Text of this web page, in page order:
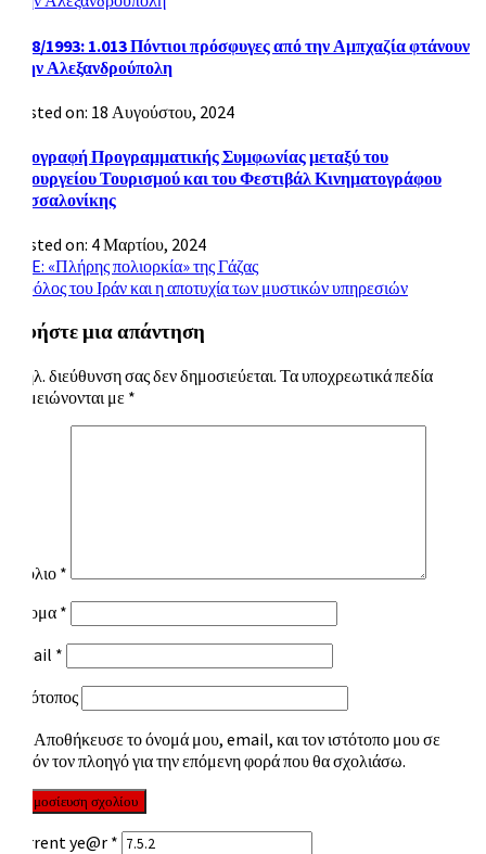
18/8/1993: 1.013 Πόντιοι πρόσφυγες από την Αμπχαζία φτάνουν
στην Αλεξανδρούπολη
Posted on: 18 Αυγούστου, 2024
Υπογραφή Προγραμματικής Συμφωνίας μεταξύ του
Υπουργείου Τουρισμού και του Φεστιβάλ Κινηματογράφου
Θεσσαλονίκης
Posted on: 4 Μαρτίου, 2024
Πλοήγηση
άρθρων
LIVE: «Πλήρης πολιορκία» της Γάζας
Ο ρόλος του Ιράν και η αποτυχία των μυστικών υπηρεσιών
Αφήστε μια απάντηση
Η ηλ. διεύθυνση σας δεν δημοσιεύεται. Τα υποχρεωτικά πεδία
σημειώνονται με *
Σχόλιο *
Όνομα *
Email *
Ιστότοπος
Αποθήκευσε το όνομά μου, email, και τον ιστότοπο μου σε
αυτόν τον πλοηγό για την επόμενη φορά που θα σχολιάσω.
Current ye@r *